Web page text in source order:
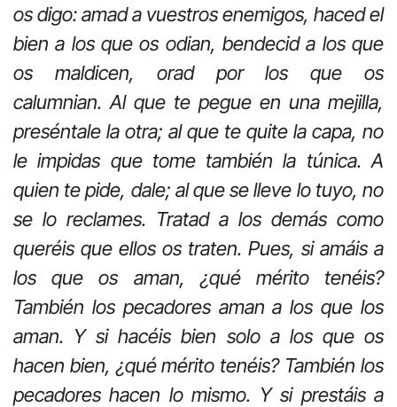
os digo: amad a vuestros enemigos, haced el
bien a los que os odian, bendecid a los que
os maldicen, orad por los que os
calumnian. Al que te pegue en una mejilla,
preséntale la otra; al que te quite la capa, no
le impidas que tome también la túnica. A
quien te pide, dale; al que se lleve lo tuyo, no
se lo reclames. Tratad a los demás como
queréis que ellos os traten. Pues, si amáis a
los que os aman, ¿qué mérito tenéis?
También los pecadores aman a los que los
aman. Y si hacéis bien solo a los que os
hacen bien, ¿qué mérito tenéis? También los
pecadores hacen lo mismo. Y si prestáis a